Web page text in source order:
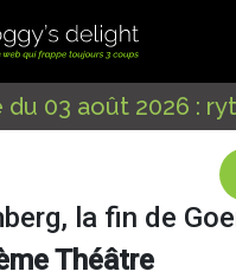
du 03 août 2026 :
la fin de
Théâtre